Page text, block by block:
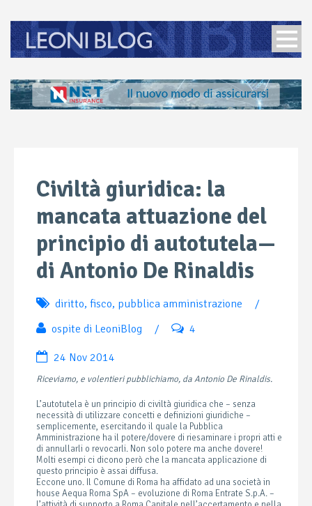
Civiltà giuridica: la
mancata attuazione del
principio di autotutela—
di Antonio De Rinaldis
diritto, fisco, pubblica amministrazione
/
ospite di LeoniBlog
/ 4
24 Nov 2014
Riceviamo, e volentieri pubblichiamo, da Antonio De Rinaldis.
L’autotutela è un principio di civiltà giuridica che – senza
necessità di utilizzare concetti e definizioni giuridiche –
semplicemente, esercitando il quale la Pubblica
Amministrazione ha il potere/dovere di riesaminare i propri atti e
di annullarli o revocarli. Non solo potere ma anche dovere!
Molti esempi ci dicono però che la mancata applicazione di
questo principio è assai diffusa.
Eccone uno. Il Comune di Roma ha affidato ad una società in
house Aequa Roma SpA – evoluzione di Roma Entrate S.p.A. –